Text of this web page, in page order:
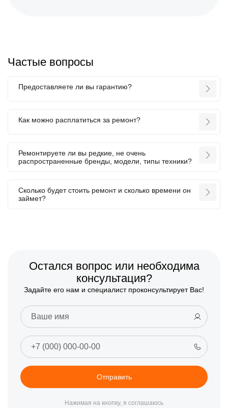
Частые вопросы
Предоставляете ли вы гарантию?
Как можно расплатиться за ремонт?
Ремонтируете ли вы редкие, не очень
распространенные бренды, модели, типы техники?
Сколько будет стоить ремонт и сколько времени он
займет?
Остался вопрос или необходима
консультация?
Задайте его нам и специалист проконсультирует Вас!
Отправить
Нажимая на кнопку, я соглашаюсь